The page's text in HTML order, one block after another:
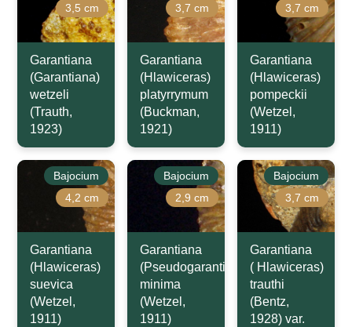
3,5 cm
Garantiana
(Garantiana)
wetzeli
(Trauth,
1923)
3,7 cm
Garantiana
(Hlawiceras)
platyrrymum
(Buckman,
1921)
3,7 cm
Garantiana
(Hlawiceras)
pompeckii
(Wetzel,
1911)
Bajocium
4,2 cm
Garantiana
(Hlawiceras)
suevica
(Wetzel,
1911)
Bajocium
2,9 cm
Garantiana
(Pseudogarantiana)
minima
(Wetzel,
1911)
Bajocium
3,7 cm
Garantiana
( Hlawiceras)
trauthi
(Bentz,
1928) var.